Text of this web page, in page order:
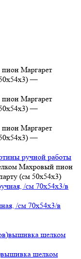
ручной работы
Махровый пион
(см 50х54х3)
/см 70х54х3/в
шелком